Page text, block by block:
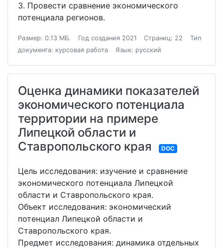
3. Провести сравнение экономического
потенциала регионов.
Размер: 0.13 МБ. Год создания 2021 Страниц: 22
Тип
документа: курсовая работа
Язык: русский
Оценка динамики показателей
экономического потенциала
территории на примере
Липецкой области и
Ставропольского края
DOC
Цель исследования: изучение и сравнение
экономического потенциала Липецкой
области и Ставропольского края.
Объект исследования: экономический
потенциал Липецкой области и
Ставропольского края.
Предмет исследования: динамика отдельных